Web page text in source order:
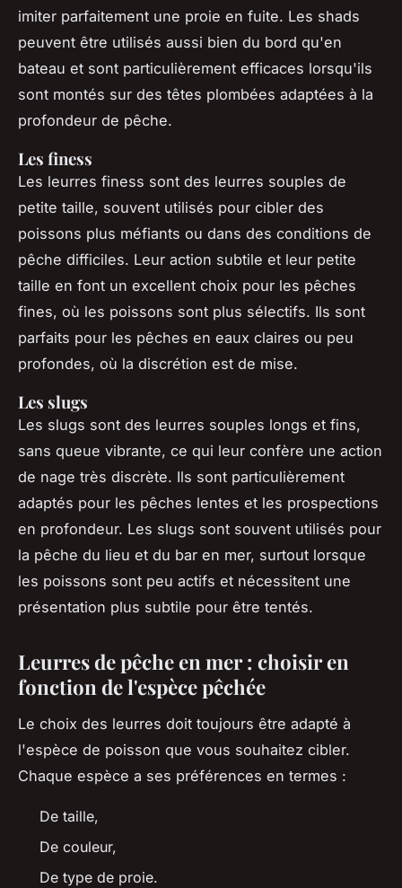
imiter parfaitement une proie en fuite. Les shads
peuvent être utilisés aussi bien du bord qu'en
bateau et sont particulièrement efficaces lorsqu'ils
sont montés sur des têtes plombées adaptées à la
profondeur de pêche.
Les finess
Les leurres finess sont des leurres souples de
petite taille, souvent utilisés pour cibler des
poissons plus méfiants ou dans des conditions de
pêche difficiles. Leur action subtile et leur petite
taille en font un excellent choix pour les pêches
fines, où les poissons sont plus sélectifs. Ils sont
parfaits pour les pêches en eaux claires ou peu
profondes, où la discrétion est de mise.
Les slugs
Les slugs sont des leurres souples longs et fins,
sans queue vibrante, ce qui leur confère une action
de nage très discrète. Ils sont particulièrement
adaptés pour les pêches lentes et les prospections
en profondeur. Les slugs sont souvent utilisés pour
la pêche du lieu et du bar en mer, surtout lorsque
les poissons sont peu actifs et nécessitent une
présentation plus subtile pour être tentés.
Leurres de pêche en mer : choisir en
fonction de l'espèce pêchée
Le choix des leurres doit toujours être adapté à
l'espèce de poisson que vous souhaitez cibler.
Chaque espèce a ses préférences en termes :
De taille,
De couleur,
De type de proie.